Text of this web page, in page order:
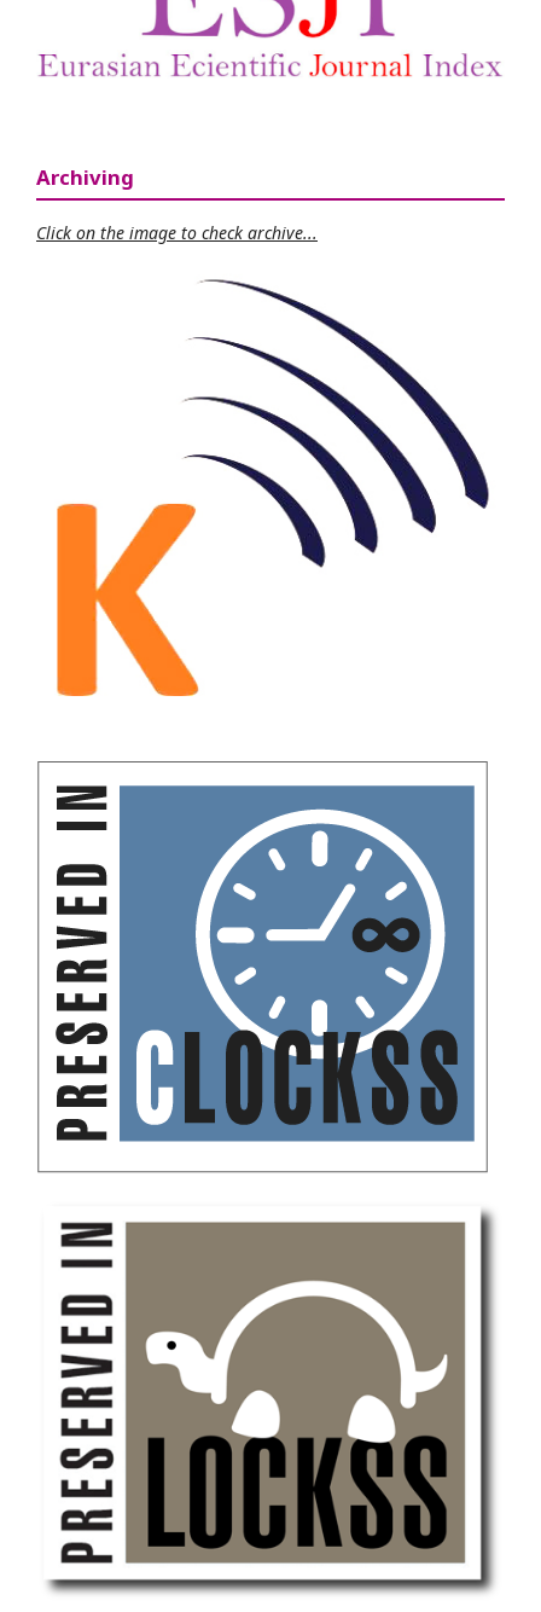
Archiving
Click on the image to check archive...